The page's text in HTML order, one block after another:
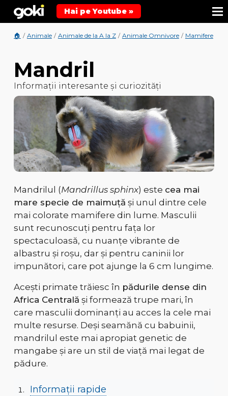
Hai pe Youtube »
🏠 / Animale / Animale de la A la Z / Animale Omnivore / Mamifere
Mandril
Informații interesante și curiozități
Mandrilul (Mandrillus sphinx) este cea mai
mare specie de maimuță și unul dintre cele
mai colorate mamifere din lume. Masculii
sunt recunoscuți pentru fața lor
spectaculoasă, cu nuanțe vibrante de
albastru și roșu, dar și pentru caninii lor
impunători, care pot ajunge la 6 cm lungime.
Acești primate trăiesc în pădurile dense din
Africa Centrală și formează trupe mari,în
care masculii dominanți au acces la cele mai
multe resurse. Deși seamănă cu babuinii,
mandrilul este mai apropiat genetic de
mangabe și are un stil de viață mai legat de
pădure.
Informații rapide